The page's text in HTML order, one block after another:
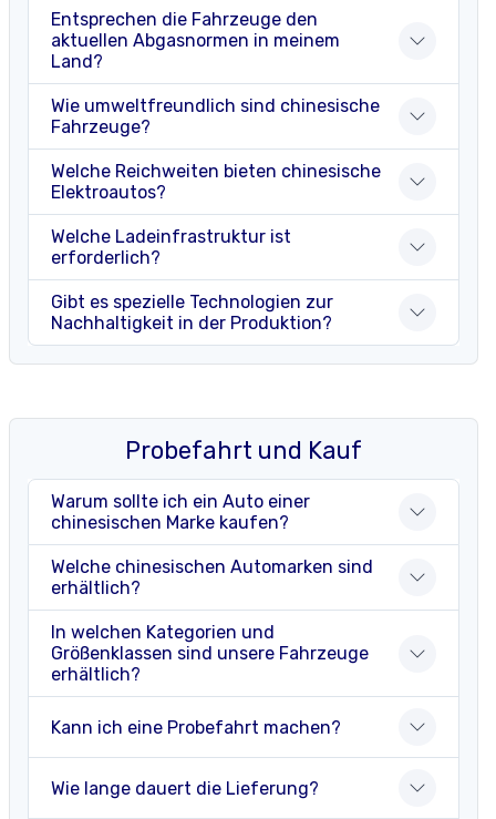
Entsprechen die Fahrzeuge den
aktuellen Abgasnormen in meinem
Land?
Wie umweltfreundlich sind chinesische
Fahrzeuge?
Welche Reichweiten bieten chinesische
Elektroautos?
Welche Ladeinfrastruktur ist
erforderlich?
Gibt es spezielle Technologien zur
Nachhaltigkeit in der Produktion?
Probefahrt und Kauf
Warum sollte ich ein Auto einer
chinesischen Marke kaufen?
Welche chinesischen Automarken sind
erhältlich?
In welchen Kategorien und
Größenklassen sind unsere Fahrzeuge
erhältlich?
Kann ich eine Probefahrt machen?
Wie lange dauert die Lieferung?